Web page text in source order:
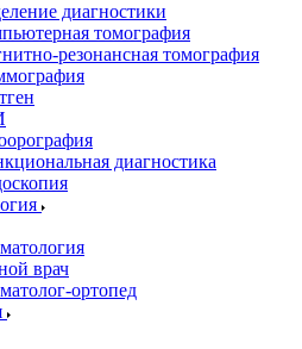
диагностики
томография
резонансная томография
диагностика
врач
ортопед